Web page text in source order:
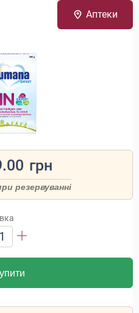
Аптеки
грн
резервуванні
1